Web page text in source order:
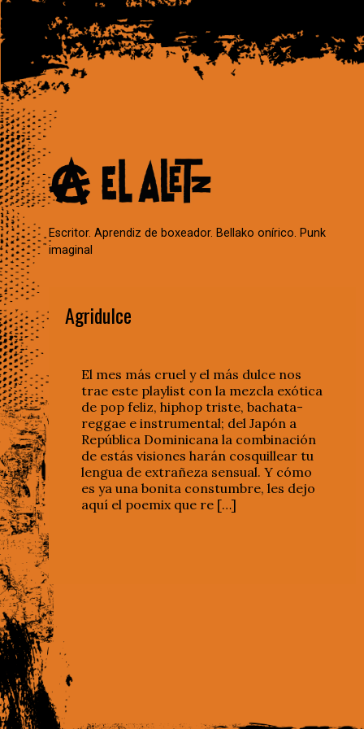
Escritor. Aprendiz de boxeador. Bellako onírico. Punk
imaginal
Agridulce
El mes más cruel y el más dulce nos
trae este playlist con la mezcla exótica
de pop feliz, hiphop triste, bachata-
reggae e instrumental; del Japón a
República Dominicana la combinación
de estás visiones harán cosquillear tu
lengua de extrañeza sensual. Y cómo
es ya una bonita constumbre, les dejo
aquí el poemix que re […]